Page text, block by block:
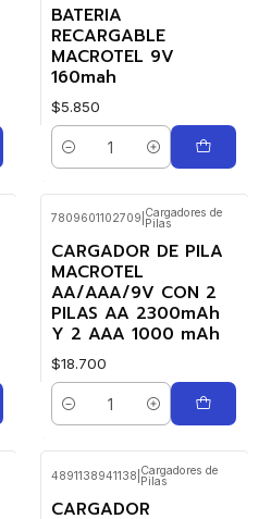
BATERIA
RECARGABLE
MACROTEL 9V
160mah
$5.850
Cantidad
7809601102709 Cargadores de
Pilas
CARGADOR DE PILA
MACROTEL
AA/AAA/9V CON 2
PILAS AA 2300mAh
Y 2 AAA 1000 mAh
$18.700
Cantidad
4891138941138 Cargadores de
Pilas
CARGADOR